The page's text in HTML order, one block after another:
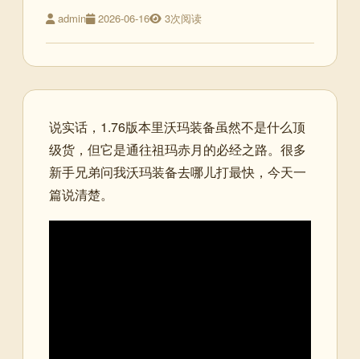
admin 2026-06-16 3次阅读
说实话，1.76版本里沃玛装备虽然不是什么顶
级货，但它是通往祖玛赤月的必经之路。很多
新手兄弟问我沃玛装备去哪儿打最快，今天一
篇说清楚。